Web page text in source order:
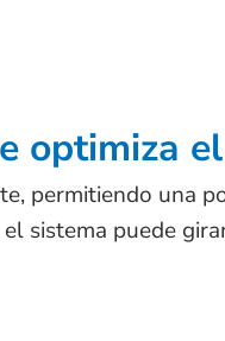
optimiza
permitiendo una
sistema puede